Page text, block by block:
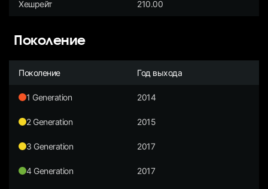
Хешрейт 210.00
Поколение
Поколение Год выхода
1 Generation 2014
2 Generation 2015
3 Generation 2017
4 Generation 2017